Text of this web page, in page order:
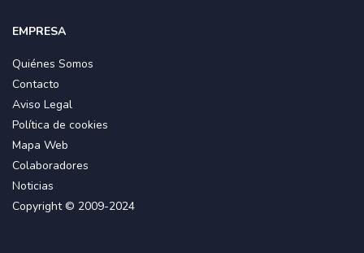
EMPRESA
Quiénes Somos
Contacto
Aviso Legal
Política de cookies
Mapa Web
Colaboradores
Noticias
Copyright © 2009-2024